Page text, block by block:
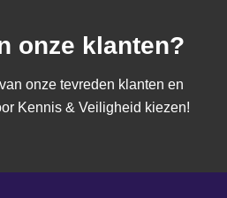
onze klanten?
onze tevreden klanten en
Kennis & Veiligheid kiezen!